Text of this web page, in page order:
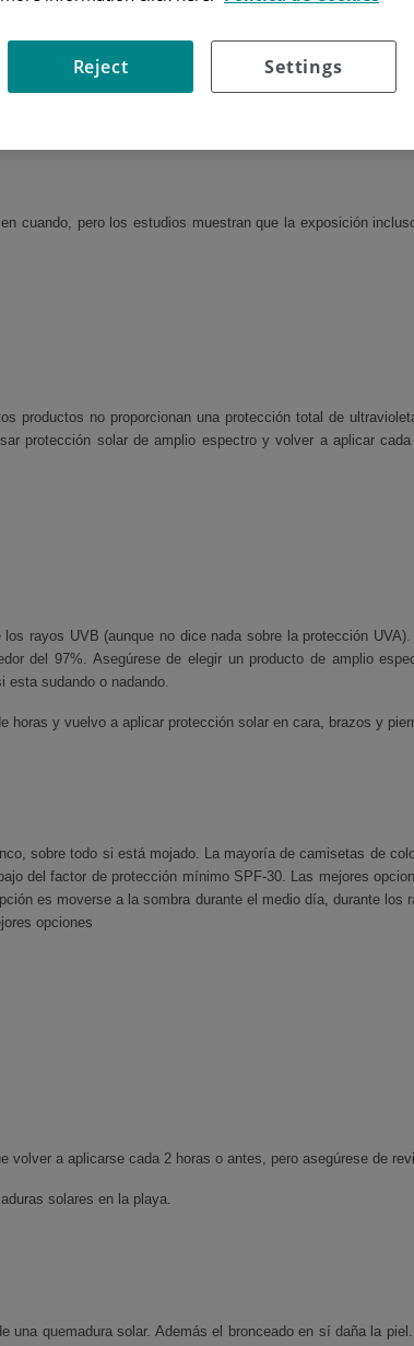
producir daños en personas con la piel clara.
veces al año.
cuando, pero los estudios muestran que la exposición
productos no proporcionan una protección total de
protección solar de amplio espectro y volver a aplicar
rayos UVB (aunque no dice nada sobre la protección
del 97%. Asegúrese de elegir un producto de amplio
sudando o nadando.
y vuelvo a aplicar protección solar en cara, brazos y
sobre todo si está mojado. La mayoría de camisetas de
del factor de protección mínimo SPF-30. Las mejores
es moverse a la sombra durante el medio día, durante los
opciones
a aplicarse cada 2 horas o antes, pero asegúrese de
solares en la playa.
una quemadura solar. Además el bronceado en sí daña la
Settings
Reject